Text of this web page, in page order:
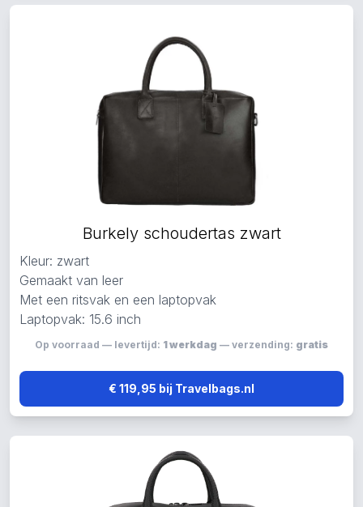
Burkely schoudertas zwart
Kleur: zwart
Gemaakt van leer
Met een ritsvak en een laptopvak
Laptopvak: 15.6 inch
Op voorraad — levertijd: 1 werkdag — verzending: gratis
€ 119,95 bij Travelbags.nl